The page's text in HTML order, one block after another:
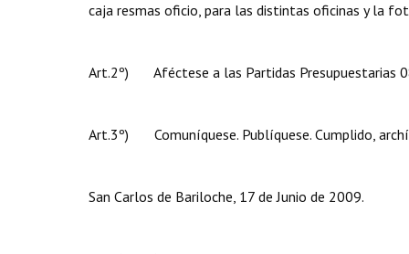
caja resmas oficio, para las distintas oficinas y la
Art.2º) Aféctese a las Partidas Presupuestarias
Art.3º) Comuníquese. Publíquese. Cumplido,
San Carlos de Bariloche, 17 de Junio de 2009.